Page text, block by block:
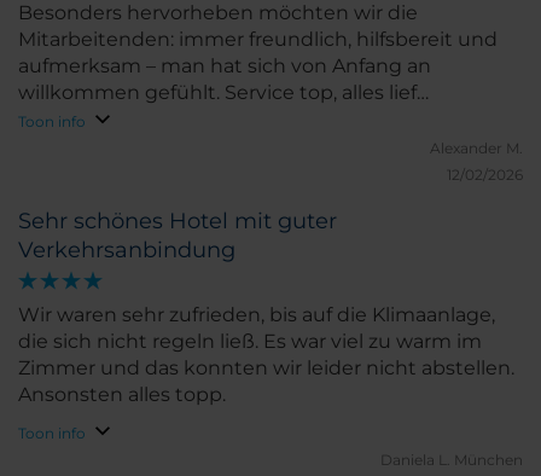
Besonders hervorheben möchten wir die
Mitarbeitenden: immer freundlich, hilfsbereit und
aufmerksam – man hat sich von Anfang an
willkommen gefühlt. Service top, alles lief
unkompliziert und angenehm. Wir kommen sehr
Toon info
Alexander M.
12/02/2026
Sehr schönes Hotel mit guter
Verkehrsanbindung
Wir waren sehr zufrieden, bis auf die Klimaanlage,
die sich nicht regeln ließ. Es war viel zu warm im
Zimmer und das konnten wir leider nicht abstellen.
Ansonsten alles topp.
Toon info
Daniela L. München